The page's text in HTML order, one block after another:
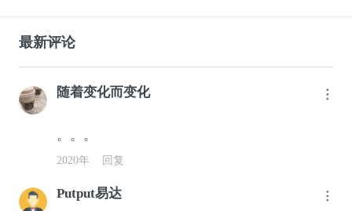
最新评论
随着变化而变化
。。。
2020年 回复
Putput易达